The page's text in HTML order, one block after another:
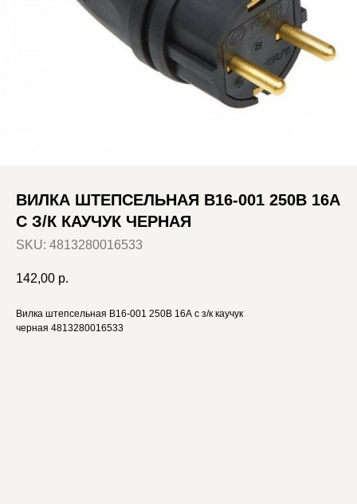
ВИЛКА ШТЕПСЕЛЬНАЯ В16-001 250В 16А
С З/К КАУЧУК ЧЕРНАЯ
SKU: 4813280016533
142,00 р.
Вилка штепсельная В16-001 250В 16А с з/к каучук
черная 4813280016533